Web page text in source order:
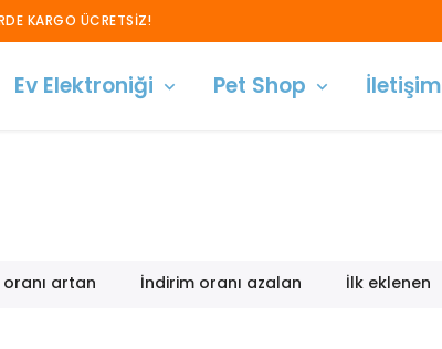
SATIŞLARIMIZ SADECE ANKARA İÇİ GEÇERLİDİR!
Ev Elektroniği Pet Shop İletişim
artan İndirim oranı azalan İlk eklenen